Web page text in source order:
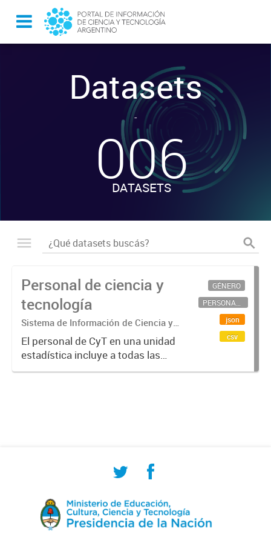
Datasets
-
006
DATASETS
Personal de ciencia y
tecnología
Sistema de Información de Ciencia y
Tecnología Argentino (SICYTAR)
El personal de CyT en una unidad
estadística incluye a todas las
personas involucradas
GÉNERO
PERSONAL CIENTÍFICO-TECNOLÓGICO
json
csv